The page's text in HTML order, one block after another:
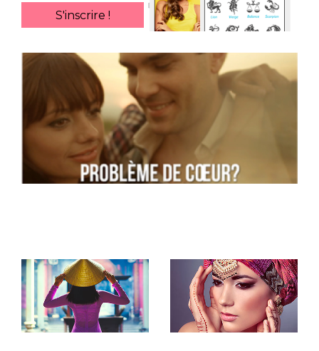
S'inscrire !